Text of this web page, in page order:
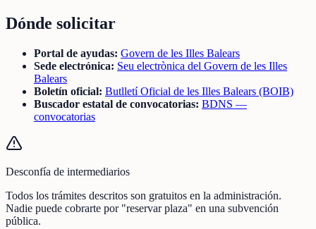
Dónde solicitar
Portal de ayudas: Govern de les Illes Balears
Sede electrónica: Seu electrònica del Govern de les Illes
Balears
Boletín oficial: Butlletí Oficial de les Illes Balears (BOIB)
Buscador estatal de convocatorias: BDNS —
convocatorias
Desconfía de intermediarios
Todos los trámites descritos son gratuitos en la administración.
Nadie puede cobrarte por "reservar plaza" en una subvención
pública.